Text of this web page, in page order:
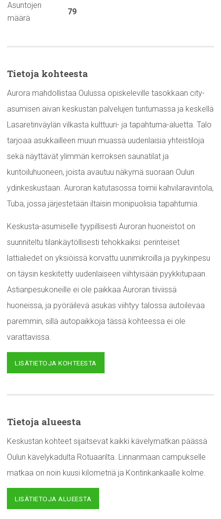
Asuntojen
määrä
79
Tietoja kohteesta
Aurora mahdollistaa Oulussa opiskeleville tasokkaan city-
asumisen aivan keskustan palvelujen tuntumassa ja keskellä
Lasaretinväylän vilkasta kulttuuri- ja tapahtuma-aluetta. Talo
tarjoaa asukkailleen muun muassa uudenlaisia yhteistiloja
sekä näyttävät ylimmän kerroksen saunatilat ja
kuntoiluhuoneen, joista avautuu näkymä suoraan Oulun
ydinkeskustaan. Auroran katutasossa toimii kahvilaravintola,
Tuba, jossa järjestetään iltaisin monipuolisia tapahtumia.
Keskusta-asumiselle tyypillisesti Auroran huoneistot on
suunniteltu tilankäytöllisesti tehokkaiksi: perinteiset
lattialiedet on yksiöissä korvattu uunimikroilla ja pyykinpesu
on täysin keskitetty uudenlaiseen viihtyisään pyykkitupaan.
Astianpesukoneille ei ole paikkaa Auroran tiiviissä
huoneissa, ja pyöräilevä asukas viihtyy talossa autoilevaa
paremmin, sillä autopaikkoja tässä kohteessa ei ole
varattavissa.
LISÄTIETOJA KOHTEESTA
Tietoja alueesta
Keskustan kohteet sijaitsevat kaikki kävelymatkan päässä
Oulun kävelykadulta Rotuaarilta. Linnanmaan campukselle
matkaa on noin kuusi kilometriä ja Kontinkankaalle kolme.
LISÄTIETOJA ALUEESTA